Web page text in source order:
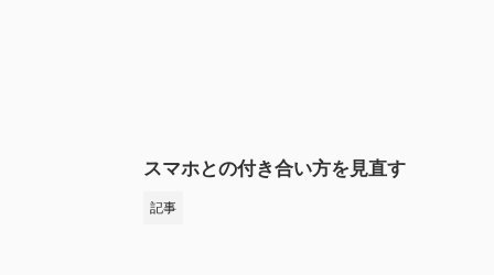
スマホとの付き合い方を見直す
記事